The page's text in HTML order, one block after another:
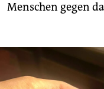
Menschen gegen